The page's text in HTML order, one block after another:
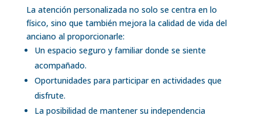
La atención personalizada no solo se centra en lo
físico, sino que también mejora la calidad de vida del
anciano al proporcionarle:
Un espacio seguro y familiar donde se siente
acompañado.
Oportunidades para participar en actividades que
disfrute.
La posibilidad de mantener su independencia